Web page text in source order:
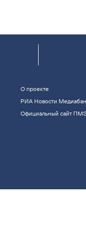
О проекте
РИА Новости
Официальный сайт